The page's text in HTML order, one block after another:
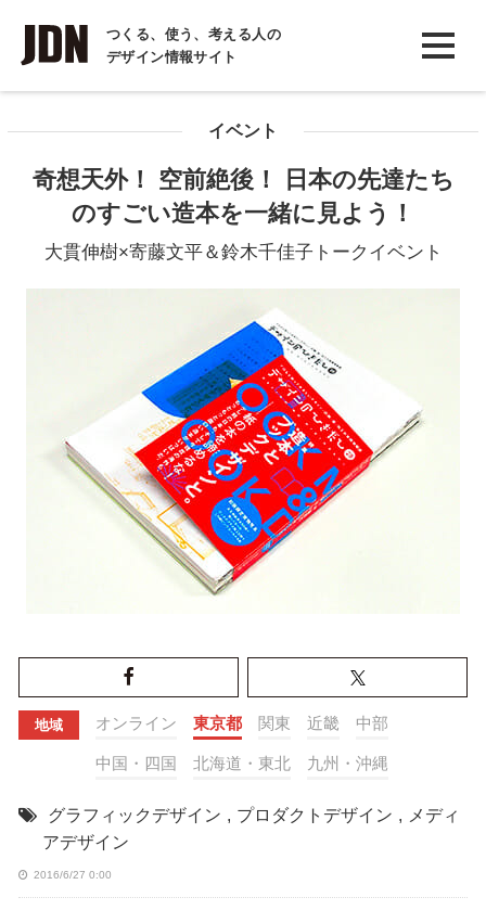
つくる、使う、考える人の
デザイン情報サイト
INTERVIEW
インタビュー
COLUMN
イベント
奇想天外！ 空前絶後！ 日本の先達たち
のすごい造本を一緒に見よう！
大貫伸樹×寄藤文平＆鈴木千佳子トークイベント
地域 オンライン 東京都 関東 近畿 中部
中国・四国 北海道・東北 九州・沖縄
グラフィックデザイン , プロダクトデザイン , メディ
アデザイン
2016/6/27 0:00